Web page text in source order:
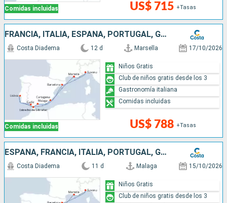
Comidas incluidas US$ 715 +Tasas
FRANCIA, ITALIA, ESPAÑA, PORTUGAL, GIBRALTAR
Comidas incluidas
Costa Diadema 12 d Marsella 17/10/2026
US$ 788 +Tasas
Niños Gratis
Club de niños gratis desde los 3
Gastronomía italiana
Comidas incluidas
ESPAÑA, FRANCIA, ITALIA, PORTUGAL, GIBRALTAR
Costa Diadema 11 d Malaga 15/10/2026
Niños Gratis
Club de niños gratis desde los 3